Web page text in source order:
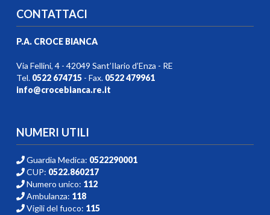
CONTATTACI
P.A. CROCE BIANCA
Via Fellini, 4 - 42049 Sant’Ilario d’Enza - RE
Tel. 0522 674715- Fax. 0522 479961
info@crocebianca.re.it
NUMERI UTILI
Guardia Medica: 0522290001
CUP: 0522.860217
Numero unico: 112
Ambulanza: 118
Vigili del fuoco: 115